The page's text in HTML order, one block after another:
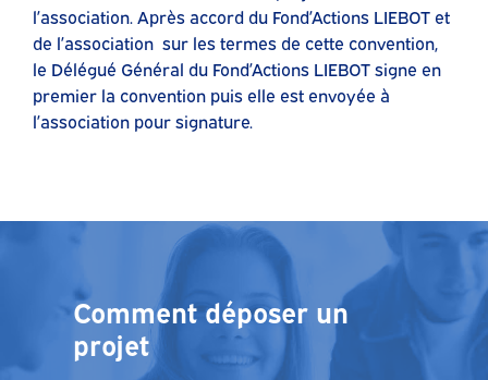
l’association. Après accord du Fond’Actions LIEBOT et
de l’association sur les termes de cette convention,
le Délégué Général du Fond’Actions LIEBOT signe en
premier la convention puis elle est envoyée à
l’association pour signature.
Comment déposer un
projet